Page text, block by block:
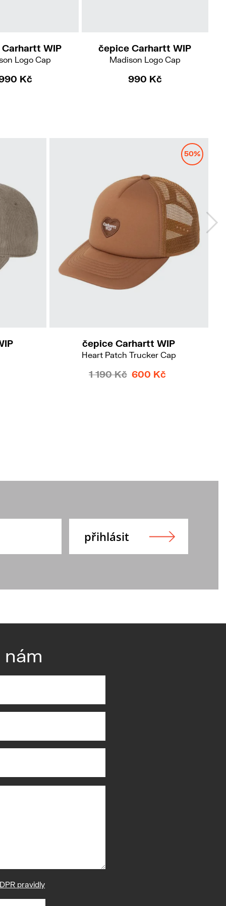
WIP
Logo Cap
Kč
čepice Carhartt WIP
Madison Logo Cap
990 Kč
50%
čepice Carhartt WIP
Heart Patch Trucker Cap
1 190 Kč 600 Kč
pravidly